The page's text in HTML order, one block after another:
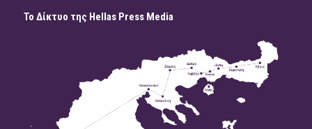
Το Δίκτυο της Hellas Press Media